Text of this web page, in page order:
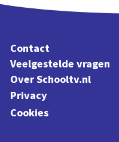
Contact
Veelgestelde vragen
Over Schooltv.nl
Privacy
Cookies